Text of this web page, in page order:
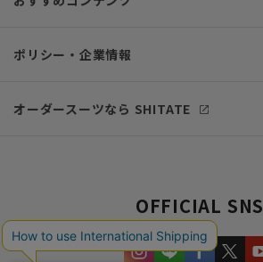
ポリシー・企業情報
オーダースーツなら SHITATE
OFFICIAL SNS